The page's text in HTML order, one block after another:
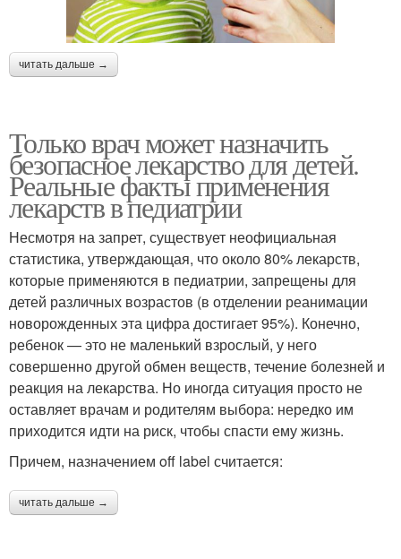
читать дальше →
Только врач может назначить
безопасное лекарство для детей.
Реальные факты применения
лекарств в педиатрии
Несмотря на запрет, существует неофициальная
статистика, утверждающая, что около 80% лекарств,
которые применяются в педиатрии, запрещены для
детей различных возрастов (в отделении реанимации
новорожденных эта цифра достигает 95%). Конечно,
ребенок — это не маленький взрослый, у него
совершенно другой обмен веществ, течение болезней и
реакция на лекарства. Но иногда ситуация просто не
оставляет врачам и родителям выбора: нередко им
приходится идти на риск, чтобы спасти ему жизнь.
Причем, назначением off label считается:
читать дальше →